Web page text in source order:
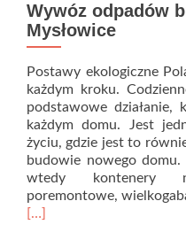
Wywóz odpadów
Mysłowice
Postawy ekologiczne
każdym kroku.
podstawowe działanie,
każdym domu. Jest
życiu, gdzie jest to
budowie nowego domu.
wtedy kontenery
poremontowe,
Read
[…]